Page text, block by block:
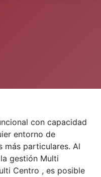
con capacidad
entorno de
más particulares. Al
gestión Multi
Centro , es posible